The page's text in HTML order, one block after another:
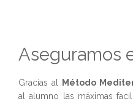
Aseguramos
Gracias al Método
al alumno las máximas